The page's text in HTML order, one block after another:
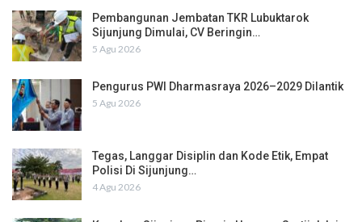
Pembangunan Jembatan TKR Lubuktarok
Sijunjung Dimulai, CV Beringin…
5 Agu 2026
Pengurus PWI Dharmasraya 2026–2029 Dilantik
5 Agu 2026
Tegas, Langgar Disiplin dan Kode Etik, Empat
Polisi Di Sijunjung…
4 Agu 2026